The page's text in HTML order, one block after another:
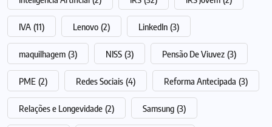
IVA (11) Lenovo (2) LinkedIn (3)
maquilhagem (3) NISS (3) Pensão De Viuvez (3)
PME (2) Redes Sociais (4) Reforma Antecipada (3)
Relações e Longevidade (2) Samsung (3)